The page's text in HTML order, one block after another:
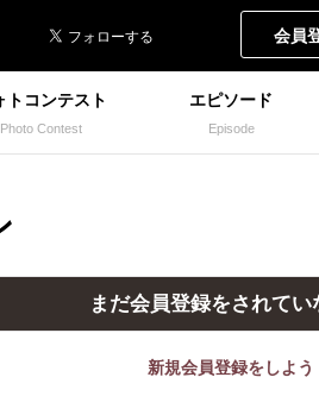
会員
トコンテスト
Photo Contest
エピソード
Episode
まだ会員登録をされてい
新規会員登録をしよう